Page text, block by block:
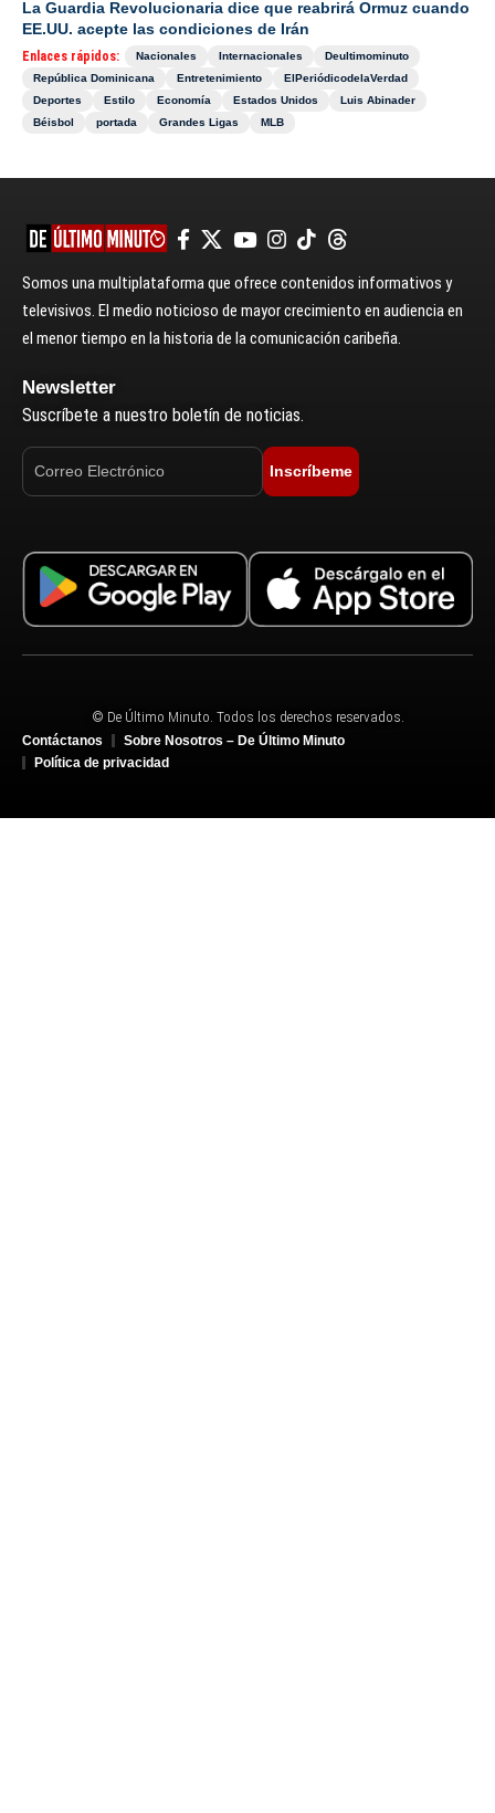
La Guardia Revolucionaria dice que reabrirá Ormuz cuando
EE.UU. acepte las condiciones de Irán
Enlaces rápidos: Nacionales Internacionales
Deultimominuto
República Dominicana
Entretenimiento
ElPeriódicodelaVerdad
Deportes
Estilo Economía Estados Unidos
Luis Abinader
Béisbol
portada Grandes Ligas MLB
Somos una multiplataforma que ofrece contenidos informativos y
televisivos. El medio noticioso de mayor crecimiento en audiencia en
el menor tiempo en la historia de la comunicación caribeña.
Newsletter
Suscríbete a nuestro boletín de noticias.
Inscríbeme
© De Último Minuto. Todos los derechos reservados.
Contáctanos
Sobre Nosotros – De Último Minuto
Política de privacidad